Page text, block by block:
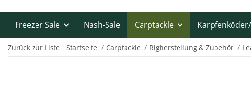
Freezer Sale Nash-Sale Carptackle
Zurück zur Liste Startseite Carptackle Righerstellung & Zubehör